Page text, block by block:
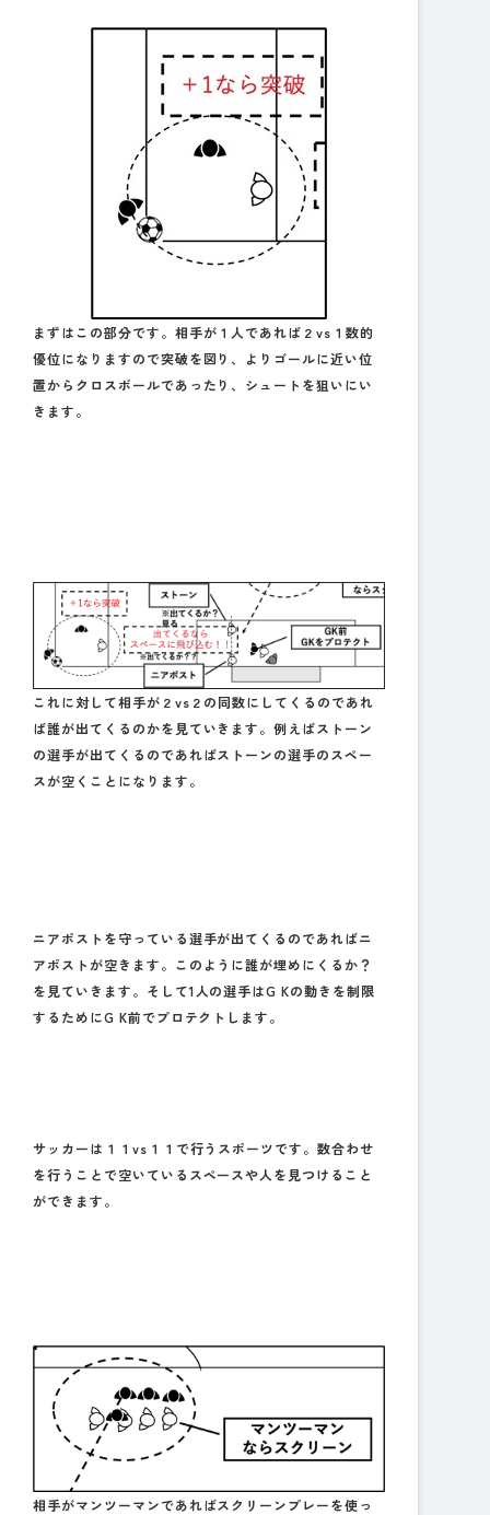
まずはこの部分です。相手が１人であれば２vs１数的
優位になりますので突破を図り、よりゴールに近い位
置からクロスボールであったり、シュートを狙いにい
きます。
これに対して相手が２vs２の同数にしてくるのであれ
ば誰が出てくるのかを見ていきます。例えばストーン
の選手が出てくるのであればストーンの選手のスペー
スが空くことになります。
ニアポストを守っている選手が出てくるのであればニ
アポストが空きます。このように誰が埋めにくるか？
を見ていきます。そして1人の選手はG Kの動きを制限
するためにG K前でプロテクトします。
サッカーは１１vs１１で行うスポーツです。数合わせ
を行うことで空いているスペースや人を見つけること
ができます。
相手がマンツーマンであればスクリーンプレーを使っ